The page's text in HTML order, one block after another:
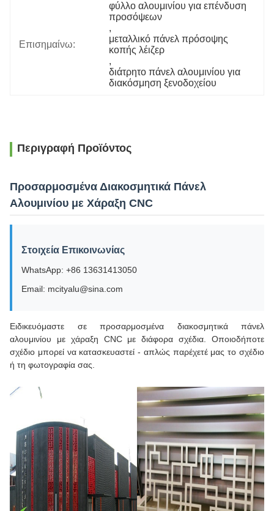
Επισημαίνω:
φύλλο αλουμινίου για επένδυση
προσόψεων
,
μεταλλικό πάνελ πρόσοψης
κοπής λέιζερ
,
διάτρητο πάνελ αλουμινίου για
διακόσμηση ξενοδοχείου
Περιγραφή Προϊόντος
Προσαρμοσμένα Διακοσμητικά Πάνελ
Αλουμινίου με Χάραξη CNC
Στοιχεία Επικοινωνίας
WhatsApp: +86 13631413050
Email: mcityalu@sina.com
Ειδικευόμαστε σε προσαρμοσμένα διακοσμητικά πάνελ
αλουμινίου με χάραξη CNC με διάφορα σχέδια. Οποιοδήποτε
σχέδιο μπορεί να κατασκευαστεί - απλώς παρέχετέ μας το σχέδιο
ή τη φωτογραφία σας.